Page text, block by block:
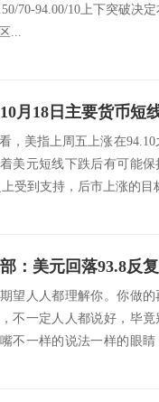
70-94.00/10上下突破决
...
10月18日主要货
，美指上周五上涨在
美元短线下跌后有可能
上受到支持，后市上涨的目
：美元回落93.8反
望人人都理解你。你做
不一定人人都说好，毕
不一样的说法一样的眼